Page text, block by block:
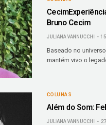
Bruno Cecim
JULIANA VANNUCCHI
Baseado no
mantém vivo o
COLUNAS
Além do Som:
JULIANA VANNUCCHI